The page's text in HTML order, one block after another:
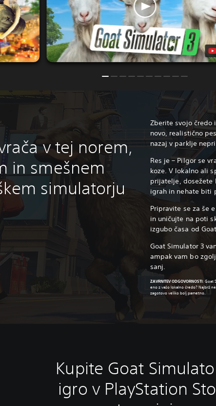
v tej norem,
in smešnem
simulatorju
Zberite svojo čredo
novo, realistično
nazaj v parklje
Res je – Pilgor se
koze. V lokalno ali
prijatelje, dosežete
igrah in nehate biti
Pripravite se za še
in uničujte na poti
izgubo časa od
Goat Simulator 3
ampak vam bo
sanj.
ZAVRNITEV ODGOVORNOSTI: Goat
eno z vašo lokalno čredo? Najbrž
zagotovo veliko bolj pametno.
Kupite Goat
igro v PlayStation